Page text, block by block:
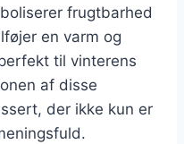
frugtbarhed
en varm og
til vinterens
af disse
der ikke kun er